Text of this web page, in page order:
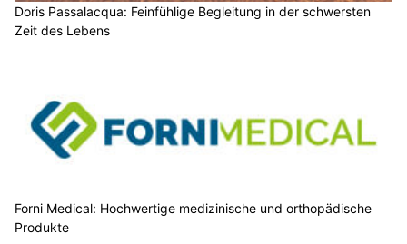
Doris Passalacqua: Feinfühlige Begleitung in der schwersten
Zeit des Lebens
Forni Medical: Hochwertige medizinische und orthopädische
Produkte